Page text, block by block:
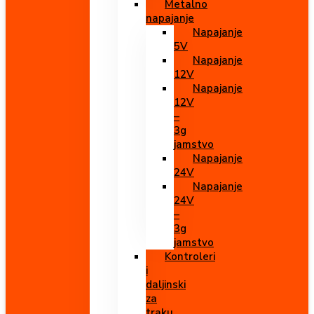
Metalno
napajanje
Napajanje
5V
Napajanje
12V
Napajanje
12V
–
3g
jamstvo
Napajanje
24V
Napajanje
24V
–
3g
jamstvo
Kontroleri
i
daljinski
za